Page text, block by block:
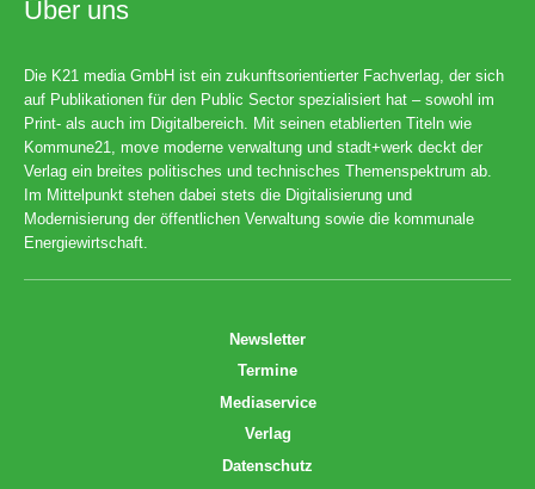
Über uns
Die K21 media GmbH ist ein zukunftsorientierter Fachverlag, der sich
auf Publikationen für den Public Sector spezialisiert hat – sowohl im
Print- als auch im Digitalbereich. Mit seinen etablierten Titeln wie
Kommune21, move moderne verwaltung und stadt+werk deckt der
Verlag ein breites politisches und technisches Themenspektrum ab.
Im Mittelpunkt stehen dabei stets die Digitalisierung und
Modernisierung der öffentlichen Verwaltung sowie die kommunale
Energiewirtschaft.
Newsletter
Termine
Mediaservice
Verlag
Datenschutz